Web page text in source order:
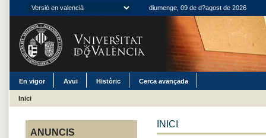
diumenge, 09 de d?agost de 2026
En vigor Avui Històric Cerca avançada
Inici
ANUNCIS
INICI